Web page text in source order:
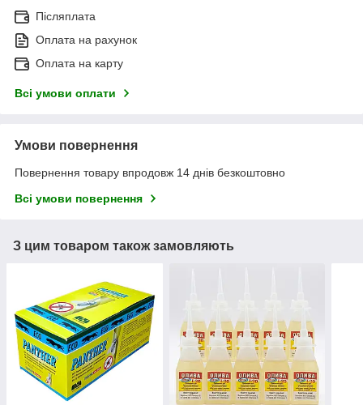
Післяплата
Оплата на рахунок
Оплата на карту
Всі умови оплати
Умови повернення
Повернення товару впродовж 14 днів безкоштовно
Всі умови повернення
З цим товаром також замовляють